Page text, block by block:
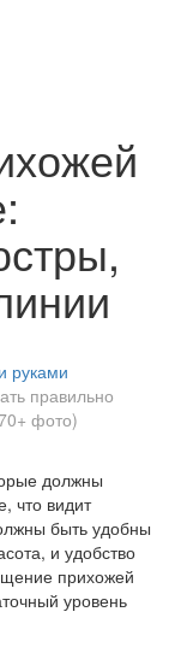
руками
правильно
фото)
должны
что видит
быть удобны
и удобство
прихожей
уровень